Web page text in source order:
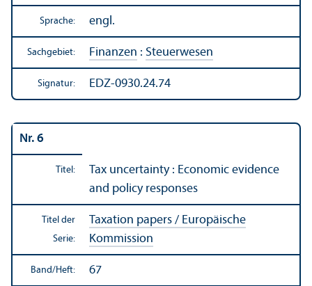
Sprache: engl.
Sachgebiet: Finanzen : Steuerwesen
Signatur: EDZ-0930.24.74
Nr. 6
Titel:
Tax uncertainty : Economic evidence
and policy responses
Titel der
Serie:
Taxation papers / Europäische
Kommission
Band/Heft: 67